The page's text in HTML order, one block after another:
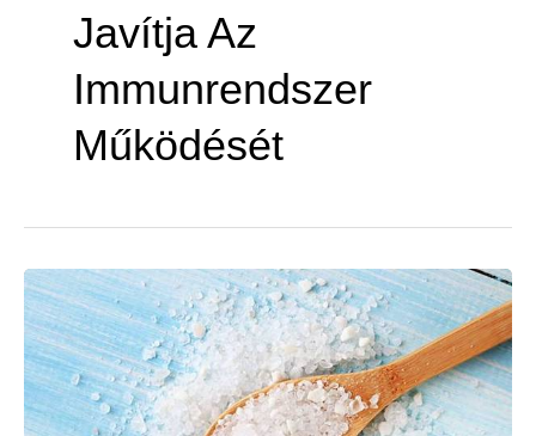
Javítja Az
Immunrendszer
Működését